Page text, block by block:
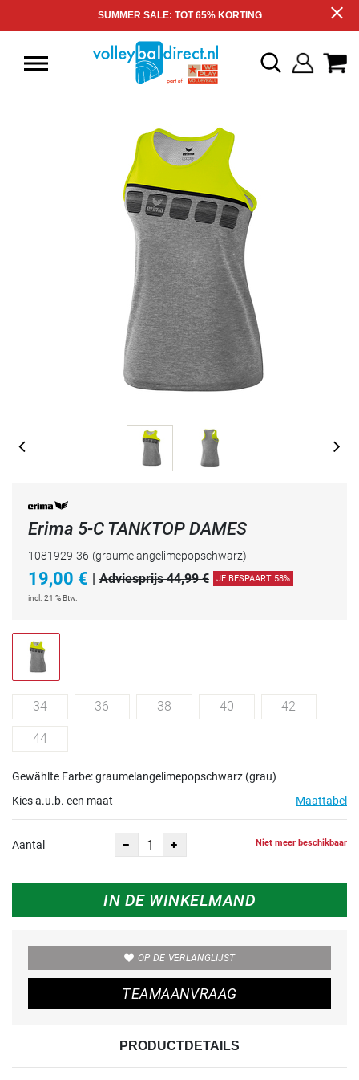
SUMMER SALE: TOT 65% KORTING
Erima 5-C TANKTOP DAMES
1081929-36 (graumelangelimepopschwarz)
19,00 € | Adviesprijs 44,99 € JE BESPAART 58%
incl. 21 % Btw.
34 36 38 40 42
44
Gewählte Farbe: graumelangelimepopschwarz (grau)
Kies a.u.b. een maat
Maattabel
Aantal Niet meer beschikbaar
IN DE WINKELMAND
OP DE VERLANGLIJST
TEAMAANVRAAG
PRODUCTDETAILS